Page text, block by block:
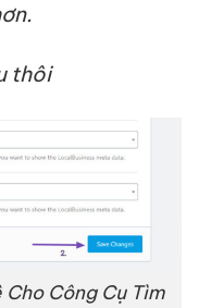
thôi
Cho Công Cụ Tìm